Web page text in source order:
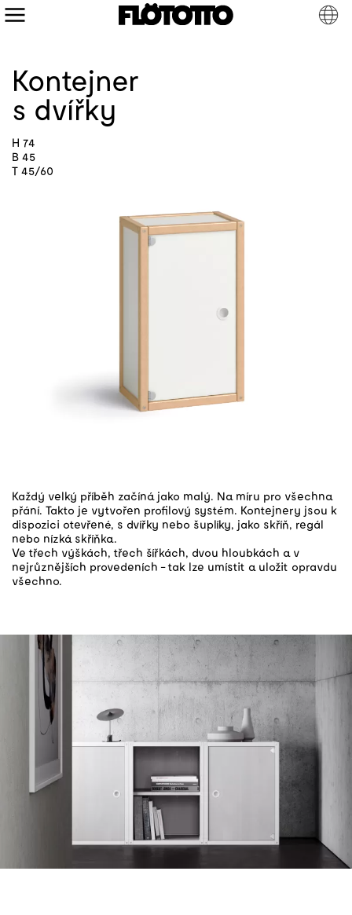
Kontejner
s dvířky
H 74
B 45
T 45/60
Každý velký příběh začíná jako malý. Na míru pro všechna
přání. Takto je vytvořen profilový systém. Kontejnery jsou k
dispozici otevřené, s dvířky nebo šuplíky, jako skříň, regál
nebo nízká skříňka.
Ve třech výškách, třech šířkách, dvou hloubkách a v
nejrůznějších provedeních - tak lze umístit a uložit opravdu
všechno.